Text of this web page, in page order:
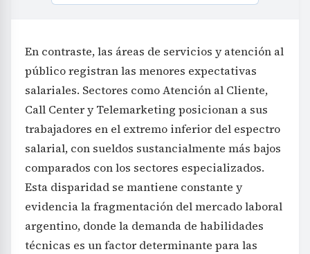
En contraste, las áreas de servicios y atención al
público registran las menores expectativas
salariales. Sectores como Atención al Cliente,
Call Center y Telemarketing posicionan a sus
trabajadores en el extremo inferior del espectro
salarial, con sueldos sustancialmente más bajos
comparados con los sectores especializados.
Esta disparidad se mantiene constante y
evidencia la fragmentación del mercado laboral
argentino, donde la demanda de habilidades
técnicas es un factor determinante para las